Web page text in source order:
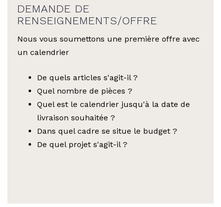
DEMANDE DE
RENSEIGNEMENTS/OFFRE
Nous vous soumettons une première offre avec
un calendrier
De quels articles s'agit-il ?
Quel nombre de pièces ?
Quel est le calendrier jusqu'à la date de
livraison souhaitée ?
Dans quel cadre se situe le budget ?
De quel projet s'agit-il ?